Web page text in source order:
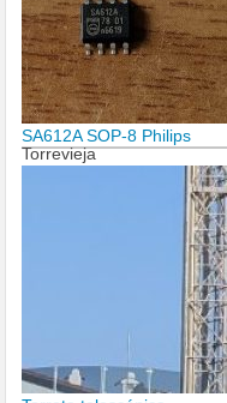
SA612A SOP-8 Philips
Torrevieja